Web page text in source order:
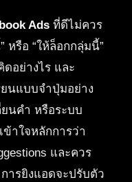
Ads ที่ดีไม่ควร
หรือ “ให้ล็อกกลุ่มนี้”
อย่างไร และ
ยนแบบจำปุ่มอย่าง
ยนคำ หรือระบบ
ข้าใจหลักการว่า
และควร
ารยิงแอดจะปรับตัว